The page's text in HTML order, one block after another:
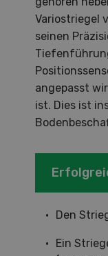
Variostriegel
seinen
angepasst
ist. Dies ist
Den
Ein